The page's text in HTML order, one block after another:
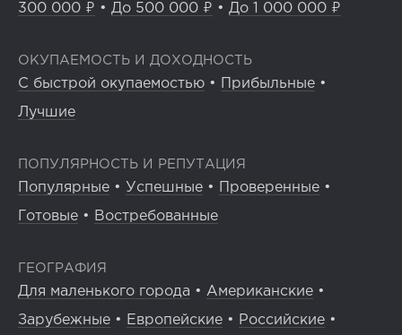
300 000 ₽ • До 500 000 ₽ • До 1 000 000 ₽
ОКУПАЕМОСТЬ И ДОХОДНОСТЬ
С быстрой окупаемостью • Прибыльные •
Лучшие
ПОПУЛЯРНОСТЬ И РЕПУТАЦИЯ
Популярные • Успешные • Проверенные •
Готовые • Востребованные
ГЕОГРАФИЯ
Для маленького города • Американские •
Зарубежные • Европейские • Российские •